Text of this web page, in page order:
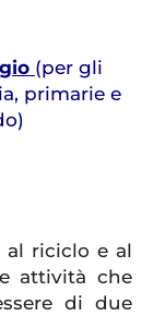
(per gli
primarie e
al riciclo e al
attività che
di due